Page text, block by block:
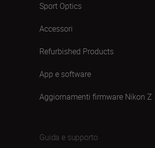
Sport Optics
Accessori
Refurbished Products
App e software
Aggiornamenti firmware Nikon Z
Guida e supporto